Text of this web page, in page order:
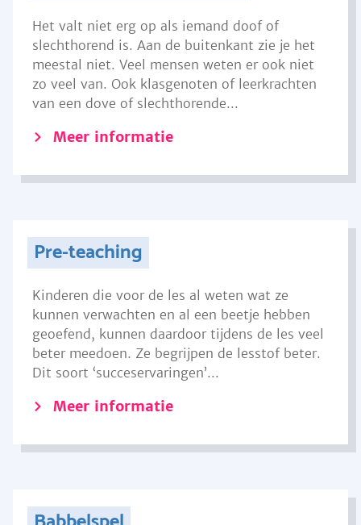
Het valt niet erg op als iemand doof of
slechthorend is. Aan de buitenkant zie je het
meestal niet. Veel mensen weten er ook niet
zo veel van. Ook klasgenoten of leerkrachten
van een dove of slechthorende...
Meer informatie
Pre-teaching
Kinderen die voor de les al weten wat ze
kunnen verwachten en al een beetje hebben
geoefend, kunnen daardoor tijdens de les veel
beter meedoen. Ze begrijpen de lesstof beter.
Dit soort ‘succeservaringen’...
Meer informatie